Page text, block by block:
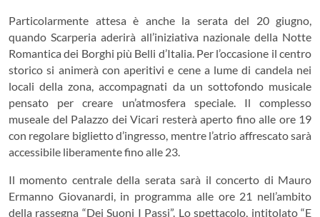
Particolarmente attesa è anche la serata del 20 giugno,
quando Scarperia aderirà all’iniziativa nazionale della Notte
Romantica dei Borghi più Belli d’Italia. Per l’occasione il centro
storico si animerà con aperitivi e cene a lume di candela nei
locali della zona, accompagnati da un sottofondo musicale
pensato per creare un’atmosfera speciale. Il complesso
museale del Palazzo dei Vicari resterà aperto fino alle ore 19
con regolare biglietto d’ingresso, mentre l’atrio affrescato sarà
accessibile liberamente fino alle 23.
Il momento centrale della serata sarà il concerto di Mauro
Ermanno Giovanardi, in programma alle ore 21 nell’ambito
della rassegna “Dei Suoni I Passi”. Lo spettacolo, intitolato “E